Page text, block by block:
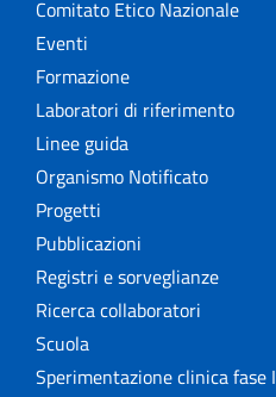
Comitato Etico Nazionale
Eventi
Formazione
Laboratori di riferimento
Linee guida
Organismo Notificato
Progetti
Pubblicazioni
Registri e sorveglianze
Ricerca collaboratori
Scuola
Sperimentazione clinica fase I